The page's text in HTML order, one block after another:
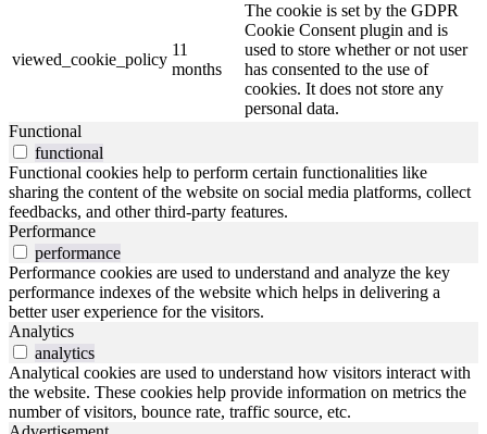
viewed_cookie_policy
11
months
The cookie is set by the GDPR
Cookie Consent plugin and is
used to store whether or not user
has consented to the use of
cookies. It does not store any
personal data.
Functional
functional
Functional cookies help to perform certain functionalities like
sharing the content of the website on social media platforms, collect
feedbacks, and other third-party features.
Performance
performance
Performance cookies are used to understand and analyze the key
performance indexes of the website which helps in delivering a
better user experience for the visitors.
Analytics
analytics
Analytical cookies are used to understand how visitors interact with
the website. These cookies help provide information on metrics the
number of visitors, bounce rate, traffic source, etc.